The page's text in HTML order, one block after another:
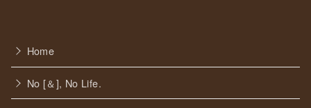
Home
No [＆], No Life.